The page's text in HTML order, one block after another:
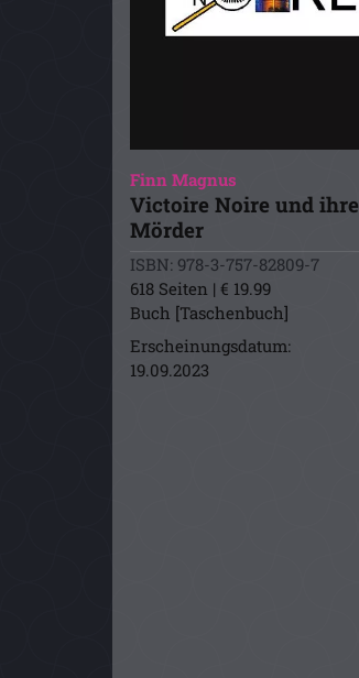
Finn Magnus
Victoire Noire und ihre
Mörder
ISBN: 978-3-757-82809-7
618 Seiten | € 19.99
Buch [Taschenbuch]
Erscheinungsdatum:
19.09.2023